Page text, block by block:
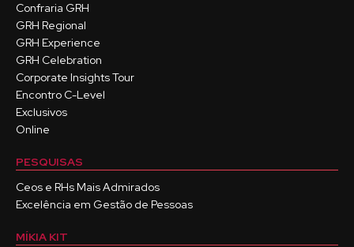
Confraria GRH
GRH Regional
GRH Experience
GRH Celebration
Corporate Insights Tour
Encontro C-Level
Exclusivos
Online
PESQUISAS
Ceos e RHs Mais Admirados
Excelência em Gestão de Pessoas
MÍKIA KIT